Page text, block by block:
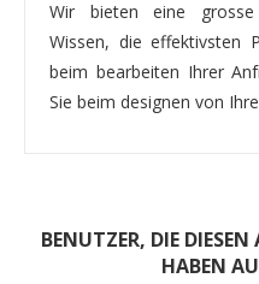
Wir bieten eine
Wissen, die effektivsten
beim bearbeiten Ihrer
Sie beim designen von
BENUTZER, DIE
HABEN